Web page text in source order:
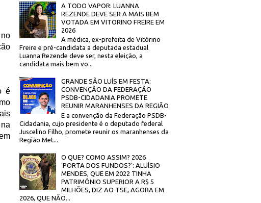
é
na
A TODO VAPOR: LUANNA
REZENDE DEVE SER A MAIS BEM
VOTADA EM VITORINO FREIRE EM
2026
A médica, ex-prefeita de Vitórino
Freire e pré-candidata a deputada estadual
Luanna Rezende deve ser, nesta eleição, a
candidata mais bem vo...
GRANDE SÃO LUÍS EM FESTA:
CONVENÇÃO DA FEDERAÇÃO
PSDB-CIDADANIA PROMETE
REUNIR MARANHENSES DA REGIÃO
E a convenção da Federação PSDB-
Cidadania, cujo presidente é o deputado federal
Juscelino Filho, promete reunir os maranhenses da
Região Met...
O QUE? COMO ASSIM? 2026
‘PORTA DOS FUNDOS?’: ALUÍSIO
MENDES, QUE EM 2022 TINHA
PATRIMÔNIO SUPERIOR A R$ 5
MILHÕES, DIZ AO TSE, AGORA EM
2026, QUE NÃO...